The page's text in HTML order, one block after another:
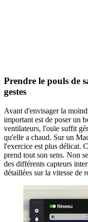
Prendre le pouls de
gestes
Avant d'envisager la
important est de poser un
ventilateurs, l'ouïe suffit
qu'elle a chaud. Sur un
l'exercice est plus délicat.
prend tout son sens. Non
des différents capteurs
détaillées sur la vitesse de